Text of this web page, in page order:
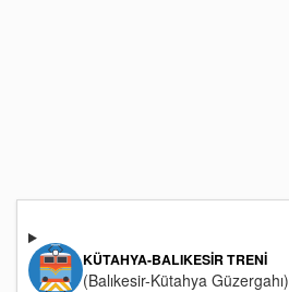
KÜTAHYA-BALIKESIR TRENI
(Balıkesir-Kütahya Güzergahı)